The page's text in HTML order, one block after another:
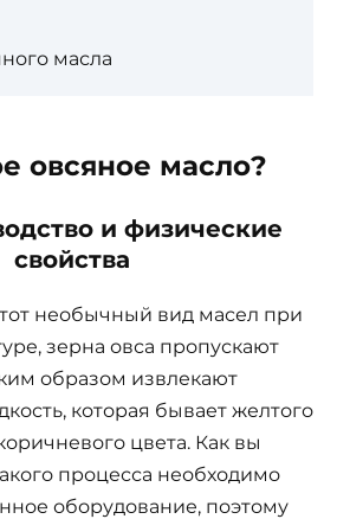
масла
овсяное масло?
и физические
свойства
необычный вид масел при
зерна овса пропускают
образом извлекают
которая бывает желтого
цвета. Как вы
процесса необходимо
оборудование, поэтому